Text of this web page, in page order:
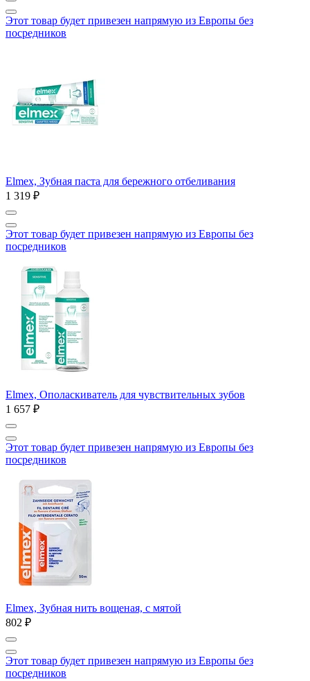
Этот товар будет привезен напрямую из Европы без
посредников
Elmex, Зубная паста для бережного отбеливания
1 319 ₽
Этот товар будет привезен напрямую из Европы без
посредников
Elmex, Ополаскиватель для чувствительных зубов
1 657 ₽
Этот товар будет привезен напрямую из Европы без
посредников
Elmex, Зубная нить вощеная, с мятой
802 ₽
Этот товар будет привезен напрямую из Европы без
посредников